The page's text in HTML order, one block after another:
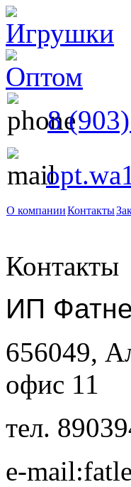
8
О компанииКонтакты
Контакты
ИП
656049,
офис 11
тел.
e-